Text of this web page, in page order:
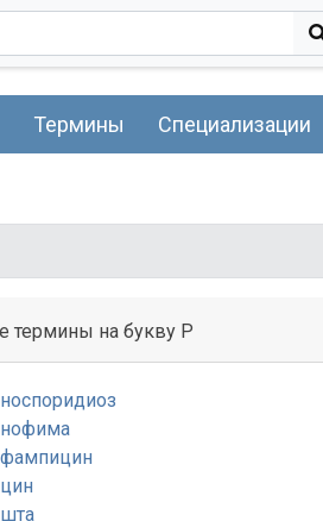
Термины Специализации
термины на букву Р